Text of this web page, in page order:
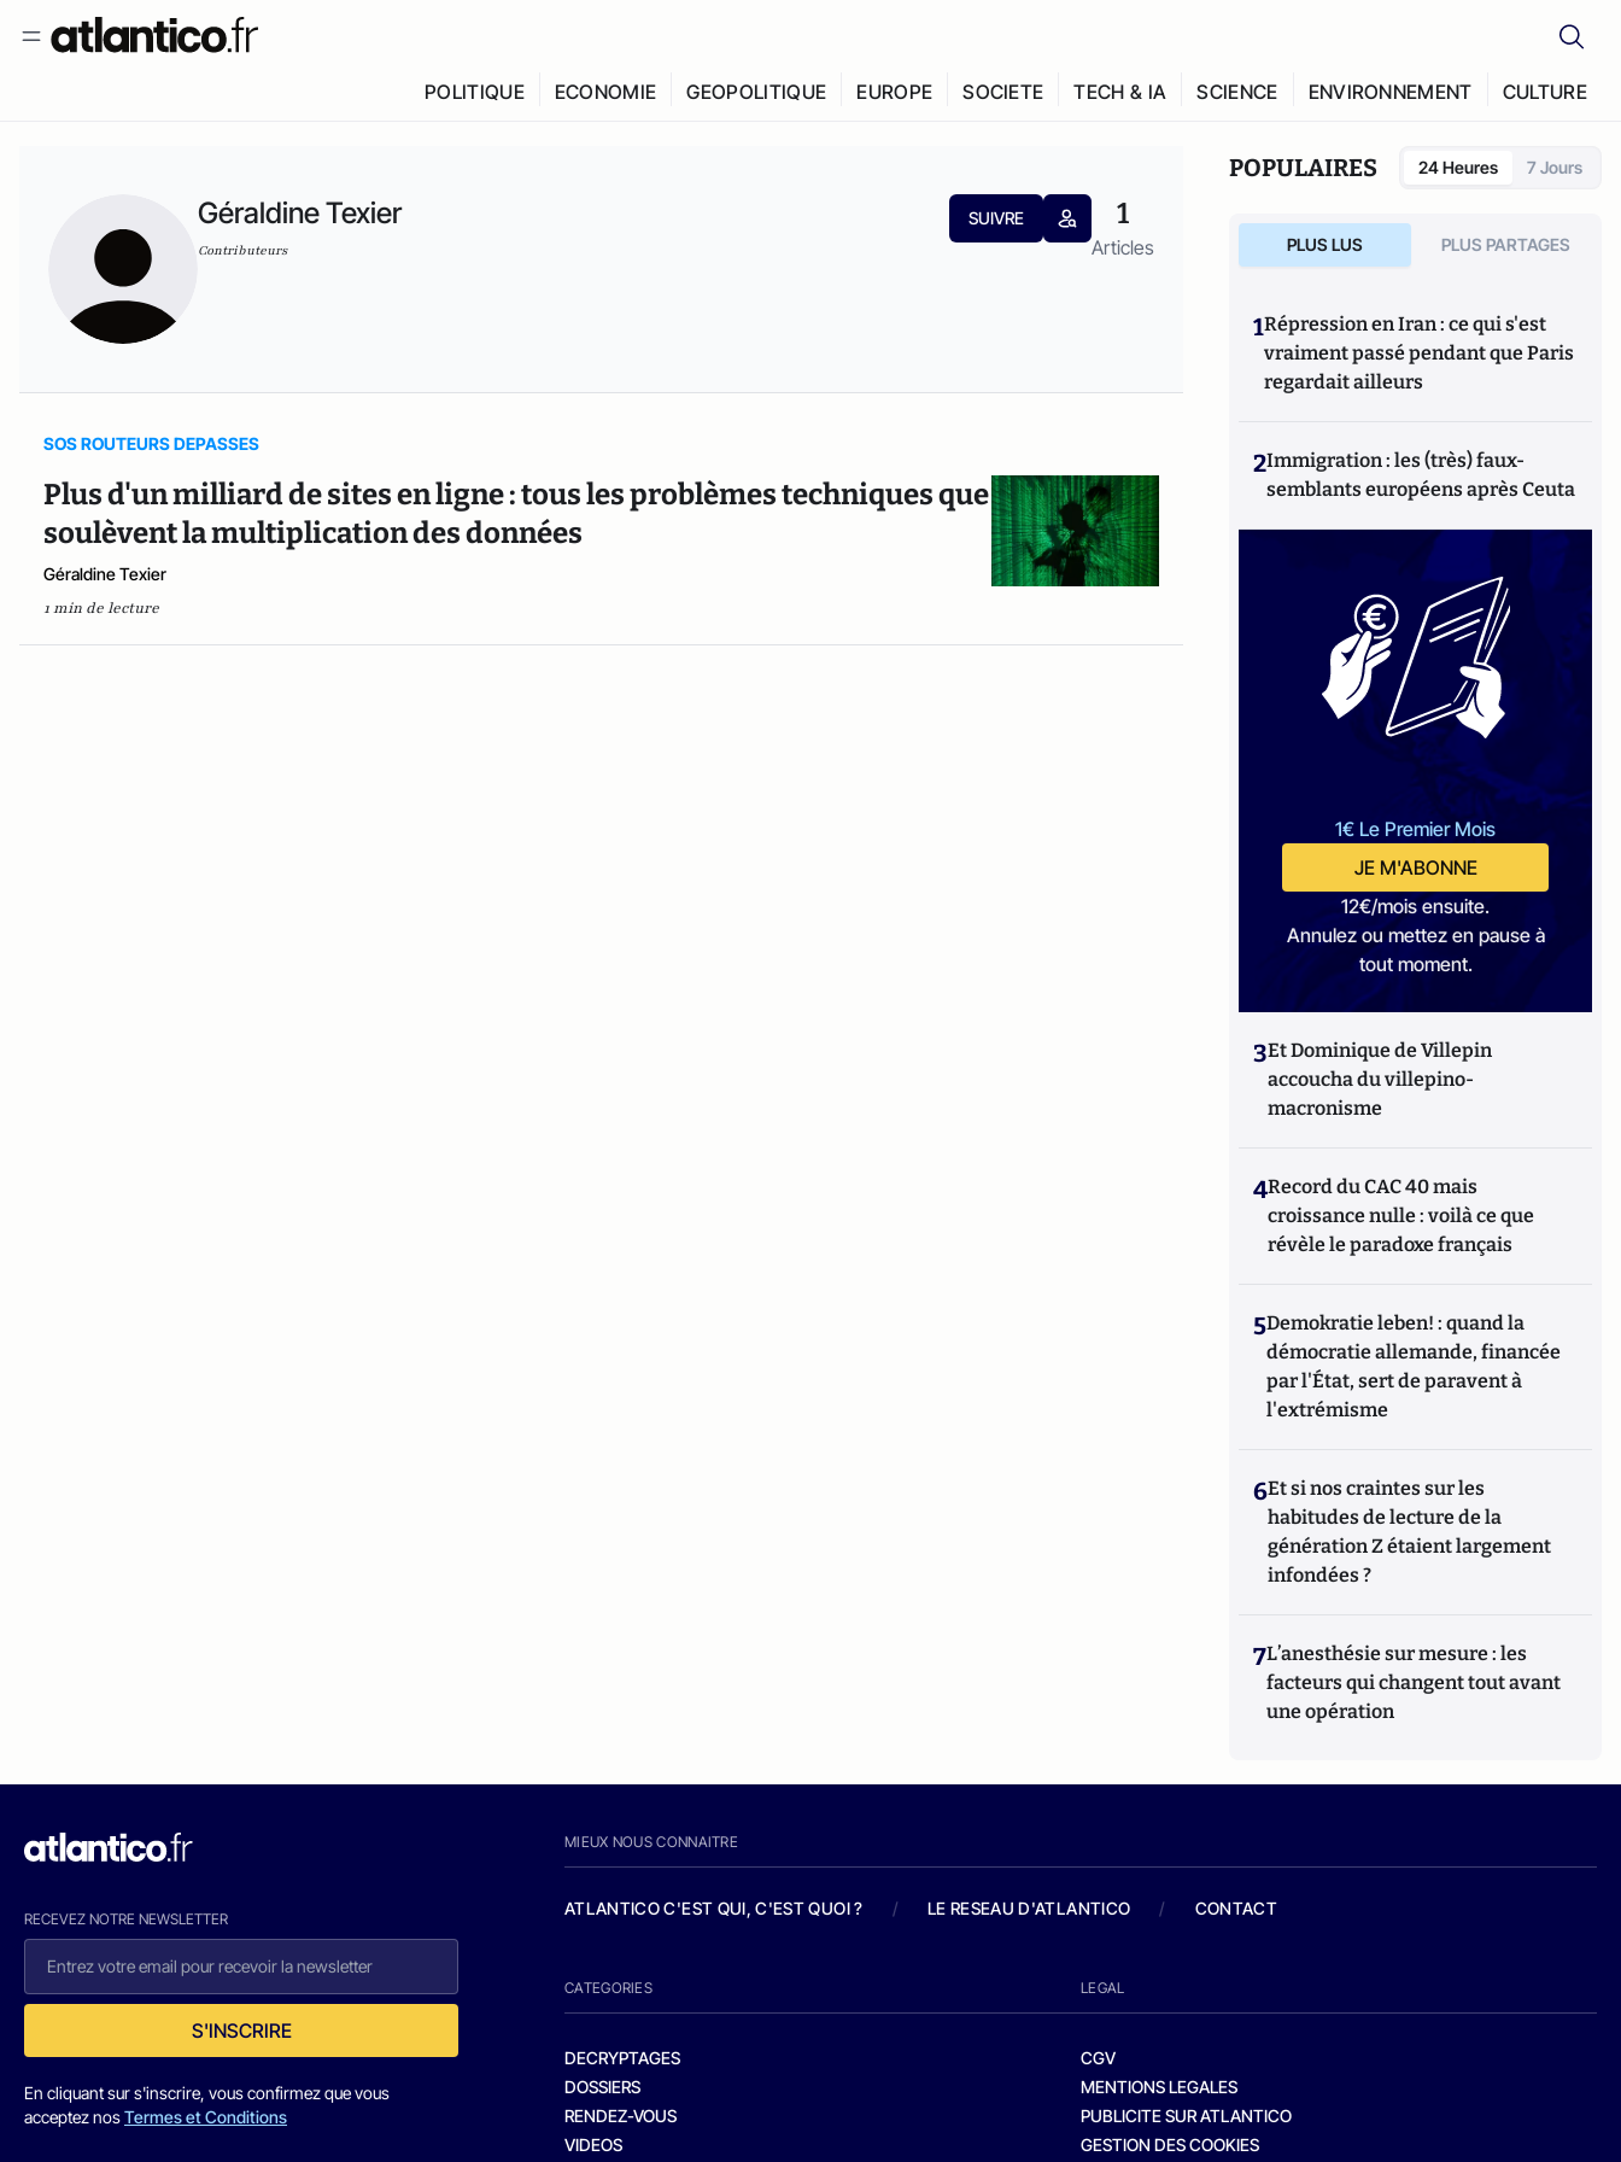
POLITIQUE ECONOMIE GEOPOLITIQUE EUROPE SOCIETE TECH & IA SCIENCE ENVIRONNEMENT CULTURE
Géraldine Texier
Contributeurs
SUIVRE 1
Articles
SOS ROUTEURS DEPASSES
Plus d'un milliard de sites en ligne : tous les problèmes techniques que
soulèvent la multiplication des données
Géraldine Texier
1 min de lecture
POPULAIRES 24 Heures 7 Jours
PLUS LUS PLUS PARTAGES
1Répression en Iran : ce qui s'est
vraiment passé pendant que Paris
regardait ailleurs
2Immigration : les (très) faux-
semblants européens après Ceuta
1€ Le Premier Mois
JE M'ABONNE
12€/mois ensuite.
Annulez ou mettez en pause à
tout moment.
3Et Dominique de Villepin
accoucha du villepino-
macronisme
4Record du CAC 40 mais
croissance nulle : voilà ce que
révèle le paradoxe français
5Demokratie leben! : quand la
démocratie allemande, financée
par l'État, sert de paravent à
l'extrémisme
6Et si nos craintes sur les
habitudes de lecture de la
génération Z étaient largement
infondées ?
7L’anesthésie sur mesure : les
facteurs qui changent tout avant
une opération
RECEVEZ NOTRE NEWSLETTER
S'INSCRIRE
En cliquant sur s'inscrire, vous confirmez que vous
acceptez nosTermes et Conditions
MIEUX NOUS CONNAITRE
ATLANTICO C'EST QUI, C'EST QUOI ? / LE RESEAU D'ATLANTICO / CONTACT
CATEGORIES
DECRYPTAGES
DOSSIERS
RENDEZ-VOUS
VIDEOS
LEGAL
CGV
MENTIONS LEGALES
PUBLICITE SUR ATLANTICO
GESTION DES COOKIES